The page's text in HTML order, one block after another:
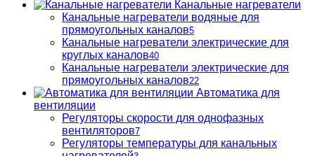
Канальные нагреватели
Канальные нагреватели водяные для
прямоугольных каналов5
Канальные нагреватели электрические для
круглых каналов40
Канальные нагреватели электрические для
прямоугольных каналов22
Автоматика для
вентиляции
Регуляторы скорости для однофазных
вентиляторов7
Регуляторы температуры для канальных